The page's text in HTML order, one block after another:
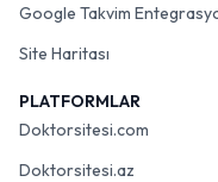
Google Takvim
Site Haritası
PLATFORMLAR
Doktorsitesi.com
Doktorsitesi.az